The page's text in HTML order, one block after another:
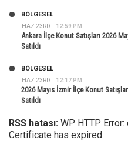
HAZ 23RD 12:59 PM
BÖLGESEL
Ankara İlçe Konut Satışları 2026
Satıldı
HAZ 23RD 12:17 PM
BÖLGESEL
2026 Mayıs İzmir İlçe Konut
Satıldı
RSS hatası: WP HTTP
Certificate has expired.